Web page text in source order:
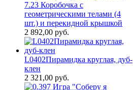
7.23 Коробочка с
геометрическими телами (4
шт.) и перекидной крышкой
2 892,00 руб.
L0402Пирамидка круглая, дуб-
клен
2 321,00 руб.